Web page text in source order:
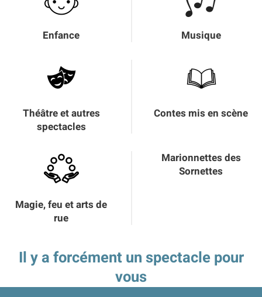
Enfance Musique
Théâtre et autres
spectacles
Contes mis en scène
Magie, feu et arts de
rue
Marionnettes des
Sornettes
Il y a forcément un spectacle pour
vous